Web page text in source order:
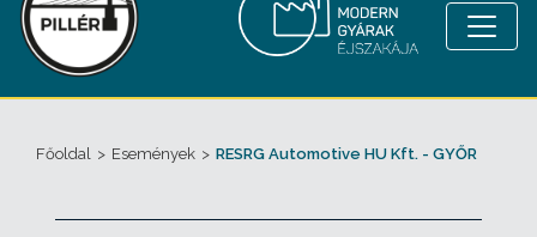
Főoldal > Események > RESRG Automotive HU Kft. - GYŐR